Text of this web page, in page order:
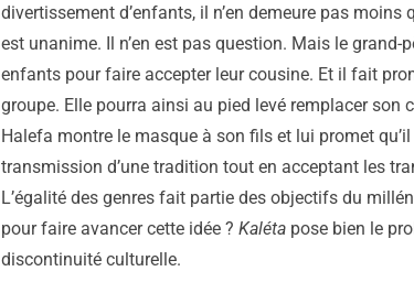
divertissement d’enfants, il n’en demeure pas
est unanime. Il n’en est pas question. Mais le
enfants pour faire accepter leur cousine. Et il fait
groupe. Elle pourra ainsi au pied levé remplacer
Halefa montre le masque à son fils et lui promet
transmission d’une tradition tout en acceptant les
L’égalité des genres fait partie des objectifs du
pour faire avancer cette idée ? Kaléta pose bien le
discontinuité culturelle.